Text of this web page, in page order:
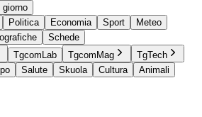
Politica Economia Sport
Meteo
Schede
TgcomLab TgcomMag
TgTech
Salute Skuola Cultura
Animali